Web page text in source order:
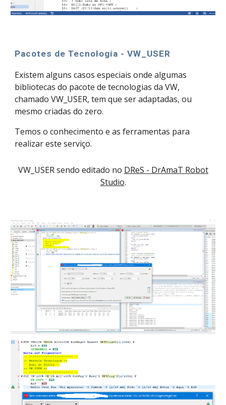
Pacotes de Tecnologia - VW_USER
Existem alguns casos especiais onde algumas
bibliotecas do pacote de tecnologias da VW,
chamado VW_USER, tem que ser adaptadas, ou
mesmo criadas do zero.
Temos o conhecimento e as ferramentas para
realizar este serviço.
VW_USER sendo editado no DReS - DrAmaT Robot
Studio.